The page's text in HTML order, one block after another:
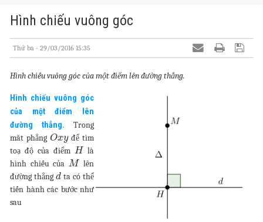
Hình chiếu vuông góc
Thứ ba - 29/03/2016 15:35
Hình chiếu vuông góc của một điểm lên đường thẳng.
Hình chiếu vuông góc
của một điểm lên
đường thẳng. Trong
măt phẳng Oxyđể tìm
toạ độ của điểm H là
hình chiếu củaM lên
đường thẳng d ta có thể
tiến hành các bước như
sau